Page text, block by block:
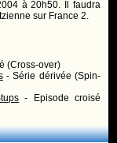
à 20h50. Il faudra
sur France 2.
(Cross-over)
- Série dérivée (Spin-
- Episode croisé